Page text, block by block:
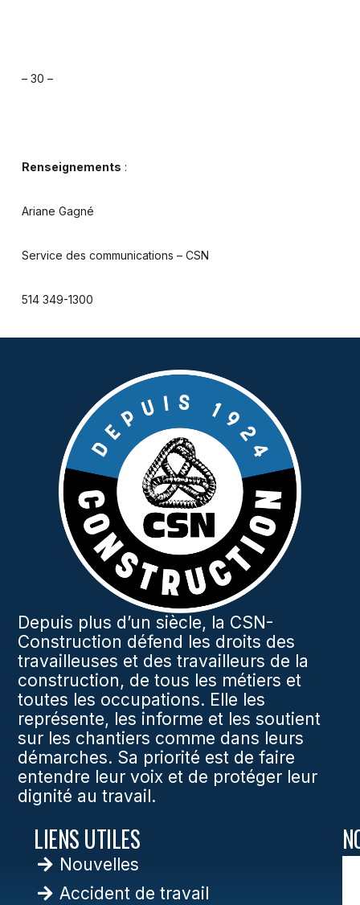
– 30 –
Renseignements :
Ariane Gagné
Service des communications – CSN
514 349-1300
Depuis plus d’un siècle, la CSN-
Construction défend les droits des
travailleuses et des travailleurs de la
construction, de tous les métiers et
toutes les occupations. Elle les
représente, les informe et les soutient
sur les chantiers comme dans leurs
démarches. Sa priorité est de faire
entendre leur voix et de protéger leur
dignité au travail.
LIENS UTILES
Nouvelles
Accident de travail